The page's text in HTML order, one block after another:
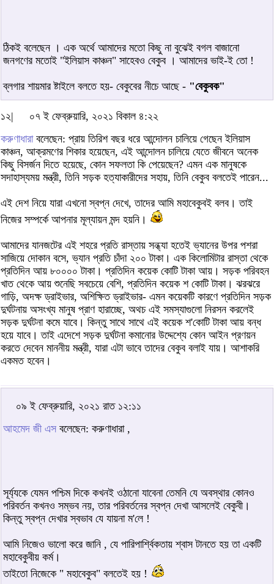
ঠিকই বলেছেন । এক অর্থে আমাদের মতো কিছু না বুঝেই বগল বাজানো
জনগণের মতোই "ইলিয়াস কাঞ্চন" সাহেবও বেকুব । আমাদের ভাই-ই তো !
ব্লগার শায়মার ষ্টাইলে বলতে হয়- বেকুবের নীচে আছে - "বেকুবক"
১২|
০৭ ই ফেব্রুয়ারি, ২০২১ বিকাল ৪:২২
করুণাধারাবলেছেন: প্রায় তিরিশ বছর ধরে আন্দোলন চালিয়ে গেছেন ইলিয়াস
কাঞ্চন, আক্রমণের শিকার হয়েছেন, এই আন্দোলন চালিয়ে যেতে জীবনে অনেক
কিছু বিসর্জন দিতে হয়েছে, কোন সফলতা কি পেয়েছেন? এমন এক মানুষকে
সদাহাস্যময় মন্ত্রী, তিনি সড়ক হত্যাকারীদের সহায়, তিনি বেকুব বলতেই পারেন...
এই দেশ নিয়ে যারা এখনো স্বপ্ন দেখে, তাদের আমি মহাবেকুবই বলব। তাই
নিজের সম্পর্কে আপনার মূল্যায়ন মন্দ হয়নি।
আমাদের যানজটের এই শহরে প্রতি রাস্তায় সন্ধ্যা হতেই ভ্যানের উপর পশরা
সাজিয়ে দোকান বসে, ভ্যান প্রতি চাঁদা ২০০ টাকা। এক কিলোমিটার রাস্তা থেকে
প্রতিদিন আয় ৮০০০০ টাকা। প্রতিদিন কয়েক কোটি টাকা আয়। সড়ক পরিবহন
খাত থেকে আয় শুনেছি সবচেয়ে বেশি, প্রতিদিন কয়েক শ কোটি টাকা। ঝরঝরে
গাড়ি, অদক্ষ ড্রাইভার, অশিক্ষিত ড্রাইভার- এমন কয়েকটি কারণে প্রতিদিন সড়ক
দুর্ঘটনায় অসংখ্য মানুষ প্রাণ হারাচ্ছে, অথচ এই সমস্যাগুলো নিরসন করলেই
সড়ক দুর্ঘটনা কমে যাবে। কিন্তু সাথে সাথে এই কয়েক শ'কোটি টাকা আয় বন্ধ
হয়ে যাবে। তাই এদেশে সড়ক দুর্ঘটনা কমানোর উদ্দেশ্যে কোন আইন প্রণয়ন
করতে দেবেন মাননীয় মন্ত্রী, যারা এটা ভাবে তাদের বেকুব বলাই যায়। আশাকরি
একমত হবেন।
০৯ ই ফেব্রুয়ারি, ২০২১ রাত ১২:১১
আহমেদ জী এস বলেছেন: করুণাধারা ,
সূর্য্যকে যেমন পশ্চিম দিকে কখনই ওঠানো যাবেনা তেমনি যে অবস্থার কোনও
পরিবর্তন কখনও সম্ভব নয়, তার পরিবর্তনের স্বপ্ন দেখা আসলেই বেকুবী।
কিন্তু স্বপ্ন দেখার স্বভাব যে যায়না ম'লে !
আমি নিজেও ভালো করে জানি , যে পারিপার্শ্বিকতায় শ্বাস টানতে হয় তা একটি
মহাবেকুবীয় কর্ম।
তাইতো নিজেকে " মহাবেকুব" বলতেই হয় !